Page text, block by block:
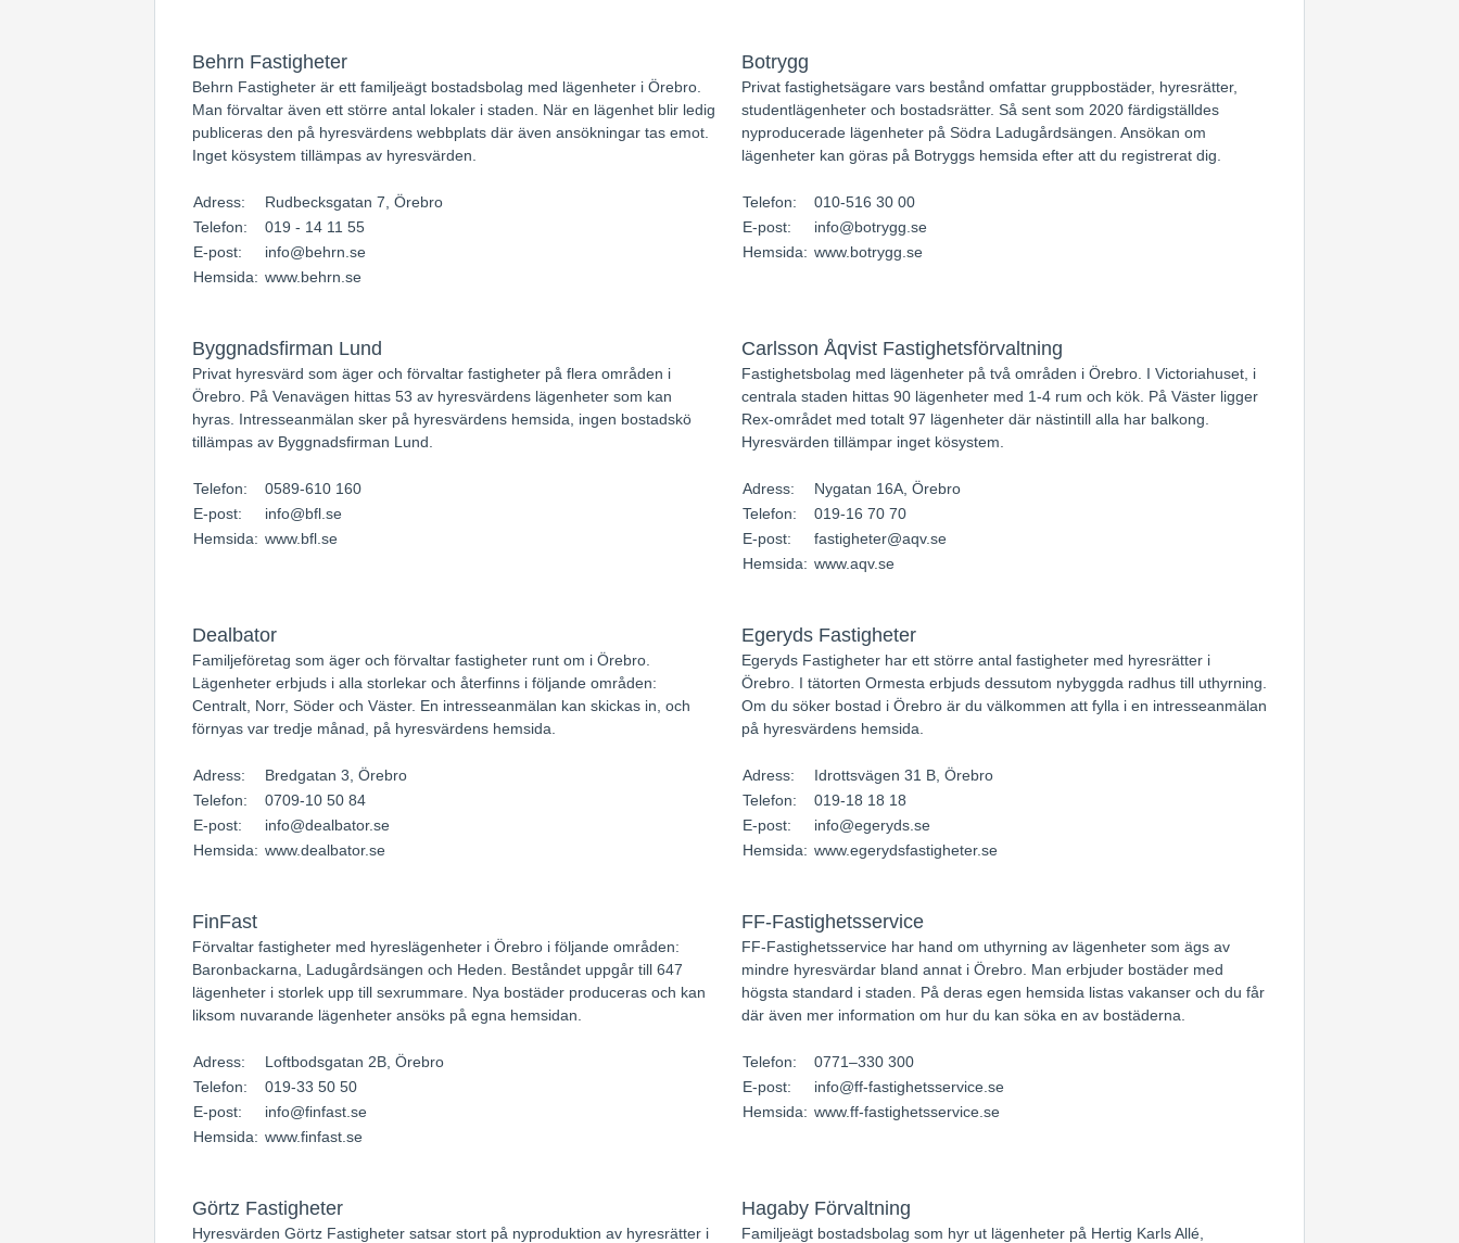
Behrn Fastigheter
Behrn Fastigheter är ett familjeägt bostadsbolag med lägenheter i Örebro.
Man förvaltar även ett större antal lokaler i staden. När en lägenhet blir ledig
publiceras den på hyresvärdens webbplats där även ansökningar tas emot.
Inget kösystem tillämpas av hyresvärden.
Adress:
Rudbecksgatan 7, Örebro
Telefon:
019 - 14 11 55
E-post:
info@behrn.se
Hemsida: www.behrn.se
Botrygg
Privat fastighetsägare vars bestånd omfattar gruppbostäder, hyresrätter,
studentlägenheter och bostadsrätter. Så sent som 2020 färdigställdes
nyproducerade lägenheter på Södra Ladugårdsängen. Ansökan om
lägenheter kan göras på Botryggs hemsida efter att du registrerat dig.
Telefon:
010-516 30 00
E-post:
info@botrygg.se
Hemsida: www.botrygg.se
Byggnadsfirman Lund
Privat hyresvärd som äger och förvaltar fastigheter på flera områden i
Örebro. På Venavägen hittas 53 av hyresvärdens lägenheter som kan
hyras. Intresseanmälan sker på hyresvärdens hemsida, ingen bostadskö
tillämpas av Byggnadsfirman Lund.
Telefon:
0589-610 160
E-post:
info@bfl.se
Hemsida: www.bfl.se
Carlsson Åqvist Fastighetsförvaltning
Fastighetsbolag med lägenheter på två områden i Örebro. I Victoriahuset, i
centrala staden hittas 90 lägenheter med 1-4 rum och kök. På Väster ligger
Rex-området med totalt 97 lägenheter där nästintill alla har balkong.
Hyresvärden tillämpar inget kösystem.
Adress:
Nygatan 16A, Örebro
Telefon:
019-16 70 70
E-post:
fastigheter@aqv.se
Hemsida: www.aqv.se
Dealbator
Familjeföretag som äger och förvaltar fastigheter runt om i Örebro.
Lägenheter erbjuds i alla storlekar och återfinns i följande områden:
Centralt, Norr, Söder och Väster. En intresseanmälan kan skickas in, och
förnyas var tredje månad, på hyresvärdens hemsida.
Adress:
Bredgatan 3, Örebro
Telefon:
0709-10 50 84
E-post:
info@dealbator.se
Hemsida: www.dealbator.se
Egeryds Fastigheter
Egeryds Fastigheter har ett större antal fastigheter med hyresrätter i
Örebro. I tätorten Ormesta erbjuds dessutom nybyggda radhus till uthyrning.
Om du söker bostad i Örebro är du välkommen att fylla i en intresseanmälan
på hyresvärdens hemsida.
Adress:
Idrottsvägen 31 B, Örebro
Telefon:
019-18 18 18
E-post:
info@egeryds.se
Hemsida: www.egerydsfastigheter.se
FinFast
Förvaltar fastigheter med hyreslägenheter i Örebro i följande områden:
Baronbackarna, Ladugårdsängen och Heden. Beståndet uppgår till 647
lägenheter i storlek upp till sexrummare. Nya bostäder produceras och kan
liksom nuvarande lägenheter ansöks på egna hemsidan.
Adress:
Loftbodsgatan 2B, Örebro
Telefon:
019-33 50 50
E-post:
info@finfast.se
Hemsida: www.finfast.se
FF-Fastighetsservice
FF-Fastighetsservice har hand om uthyrning av lägenheter som ägs av
mindre hyresvärdar bland annat i Örebro. Man erbjuder bostäder med
högsta standard i staden. På deras egen hemsida listas vakanser och du får
där även mer information om hur du kan söka en av bostäderna.
Telefon:
0771–330 300
E-post:
info@ff-fastighetsservice.se
Hemsida: www.ff-fastighetsservice.se
Görtz Fastigheter
Hyresvärden Görtz Fastigheter satsar stort på nyproduktion av hyresrätter i
Hagaby Förvaltning
Familjeägt bostadsbolag som hyr ut lägenheter på Hertig Karls Allé,